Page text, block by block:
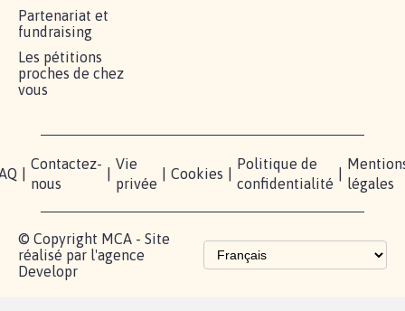
Partenariat et
fundraising
Les pétitions
proches de chez
vous
Contactez-
nous
Vie
privée
Cookies
Politique de
confidentialité
légales
© Copyright MCA - Site
réalisé par l'agence
Developr